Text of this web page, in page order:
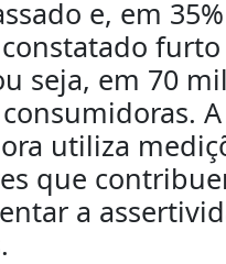
e, em
seja, em 70 mil
A
utiliza
que
a